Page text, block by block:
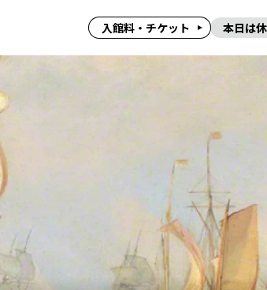
入館料・チケット 本日は